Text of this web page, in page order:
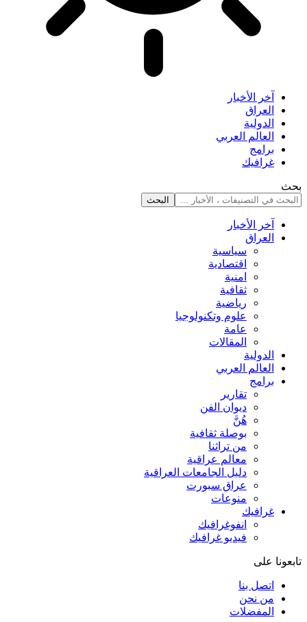
آخر الأخبار
العراق
الدولية
العالم العربي
برامج
غرافيك
بحث
آخر الأخبار
العراق
سياسية
اقتصادية
امنية
ثقافية
رياضية
علوم وتكنولوجيا
عامة
المقالات
الدولية
العالم العربي
برامج
تقارير
ديوان الفن
هُنَّ
بوصلة ثقافية
من تراثنا
معالم عراقية
دليل الجامعات العراقية
عراق سبورت
منوعات
غرافيك
انفوغرافيك
فيديو غرافيك
تابعونا على
اتصل بنا
من نحن
المفضلات